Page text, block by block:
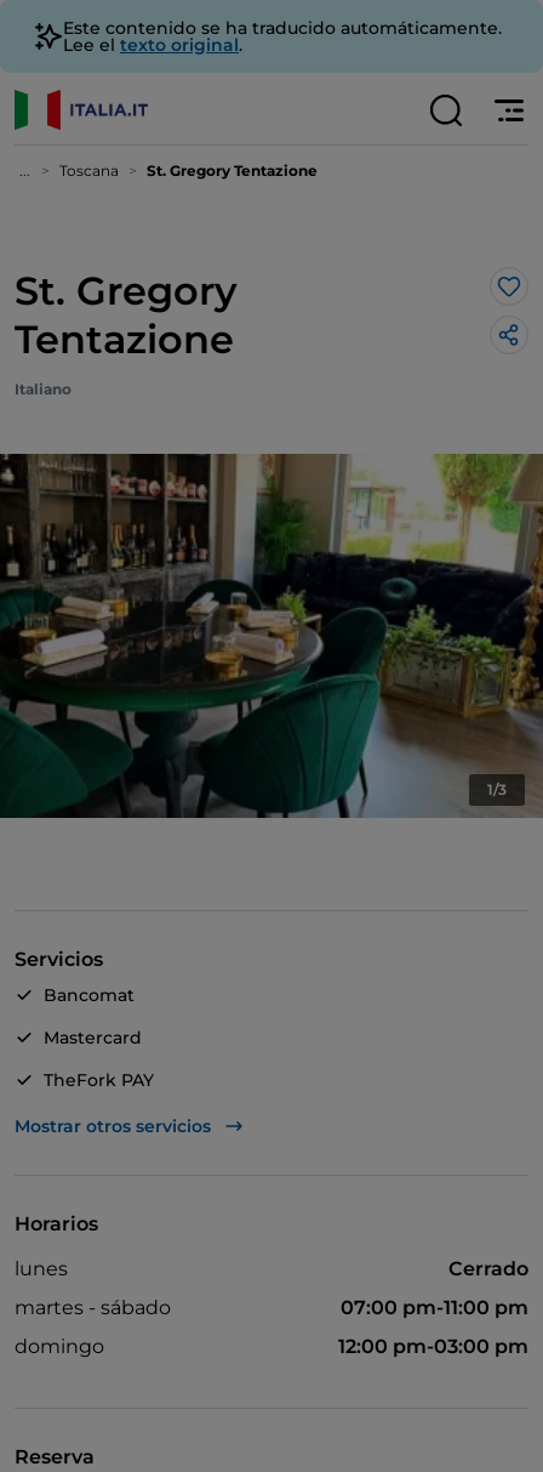
Este contenido se ha traducido automáticamente.
Lee el texto original.
... Toscana St. Gregory Tentazione
St. Gregory
Tentazione
Me
Italiano
1/3
Servicios
Bancomat
Mastercard
TheFork PAY
UnionPay via TheFork PAY
Wi-Fi
Mostrar otros servicios
Horarios
lunes
Cerrado
martes - sábado
07:00 pm-11:00 pm
domingo
12:00 pm-03:00 pm
Reserva